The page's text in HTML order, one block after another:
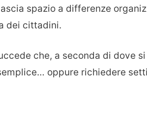
spazio a differenze
dei cittadini.
che, a seconda di dove
oppure richiedere